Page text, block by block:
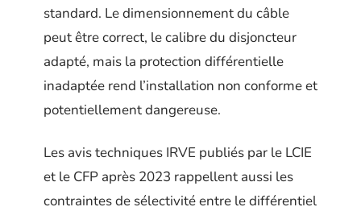
standard. Le dimensionnement du câble
peut être correct, le calibre du disjoncteur
adapté, mais la protection différentielle
inadaptée rend l’installation non conforme et
potentiellement dangereuse.
Les avis techniques IRVE publiés par le LCIE
et le CFP après 2023 rappellent aussi les
contraintes de sélectivité entre le différentiel